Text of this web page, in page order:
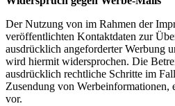
Der Nutzung von im Rahmen der
veröffentlichten Kontaktdaten zur
ausdrücklich angeforderter Werbung
wird hiermit widersprochen. Die
ausdrücklich rechtliche Schritte im
Zusendung von Werbeinformationen,
vor.